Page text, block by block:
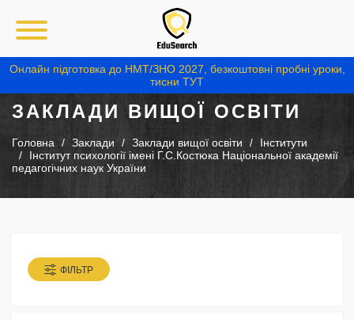
Онлайн підготовка до НМТ/ЗНО 2027, безкоштовні пробні уроки,
тисни ТУТ
ЗАКЛАДИ ВИЩОЇ ОСВІТИ
Головна Заклади Заклади вищої освіти
Інститути
Інститут психології імені Г.С.Костюка Національної академії
педагогічних наук України
ФІЛЬТР